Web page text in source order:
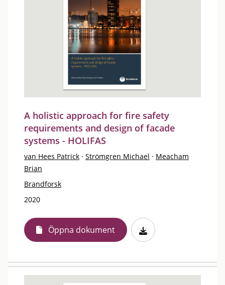
A holistic approach for fire safety
requirements and design of facade
systems - HOLIFAS
van Hees Patrick · Strömgren Michael · Meacham
Brian
Brandforsk
2020
Öppna dokument